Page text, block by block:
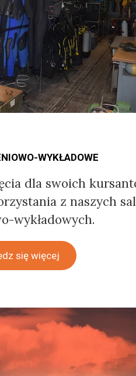
się więcej
WYKŁADOWE
dla swoich
z naszych sal
wykładowych.